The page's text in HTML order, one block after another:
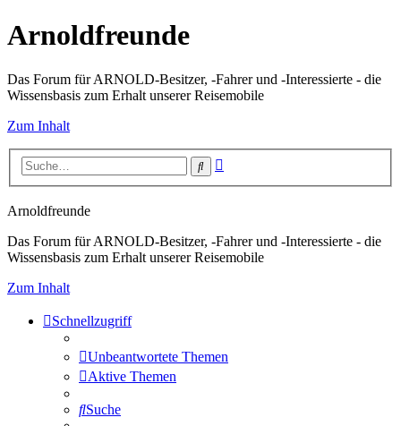
Arnoldfreunde
Das Forum für ARNOLD-Besitzer, -Fahrer und -Interessierte - die
Wissensbasis zum Erhalt unserer Reisemobile
Zum Inhalt
Suche
Arnoldfreunde
Das Forum für ARNOLD-Besitzer, -Fahrer und -Interessierte - die
Wissensbasis zum Erhalt unserer Reisemobile
Zum Inhalt
Schnellzugriff
Unbeantwortete Themen
Aktive Themen
Suche